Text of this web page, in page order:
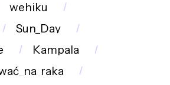
wehiku
Sun_Day
Kampala